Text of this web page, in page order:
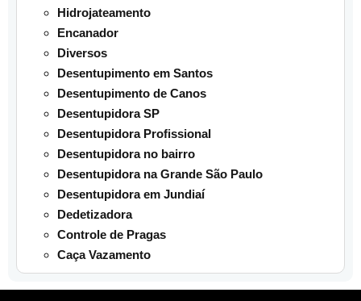
Hidrojateamento
Encanador
Diversos
Desentupimento em Santos
Desentupimento de Canos
Desentupidora SP
Desentupidora Profissional
Desentupidora no bairro
Desentupidora na Grande São Paulo
Desentupidora em Jundiaí
Dedetizadora
Controle de Pragas
Caça Vazamento